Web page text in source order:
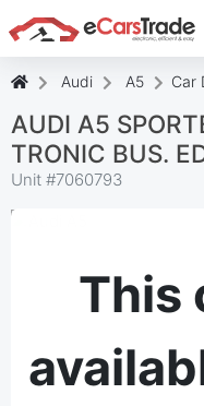
Εγκαταστήστε
προσθέστε την
Audi A5 Car
AUDI A5
TRONIC BUS.
Unit #7060793
This